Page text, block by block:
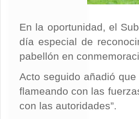
En la oportunidad, el
día especial de
pabellón en
Acto seguido añadió
flameando con las
con las autoridades”.